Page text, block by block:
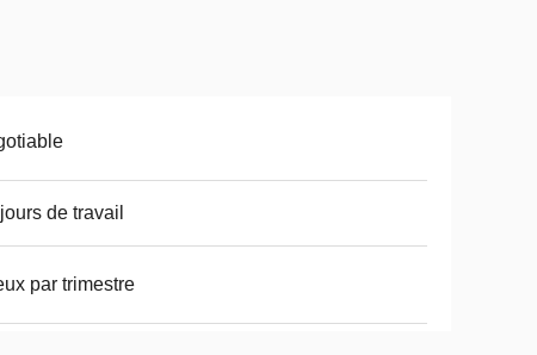
de travail
par trimestre